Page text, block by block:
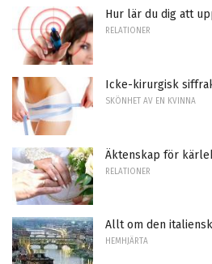
Hur lär du dig att
RELATIONER
Icke-kirurgisk
SKÖNHET AV EN KVINNA
Äktenskap för
RELATIONER
Allt om den
HEMHJÄRTA